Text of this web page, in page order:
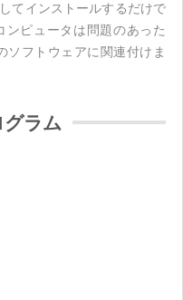
てインストールするだけで
ピュータは問題のあった
ソフトウェアに関連付けま
グラム